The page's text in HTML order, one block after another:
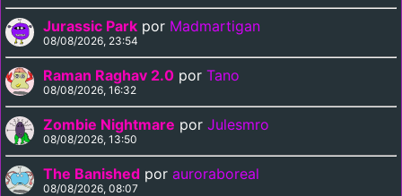
Jurassic Park por Madmartigan
08/08/2026, 23:54
Raman Raghav 2.0 por Tano
08/08/2026, 16:32
Zombie Nightmare por Julesmro
08/08/2026, 13:50
The Banished por auroraboreal
08/08/2026, 08:07